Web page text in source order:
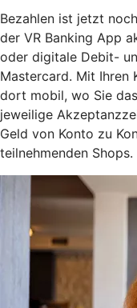
Bezahlen ist jetzt
der VR Banking App
oder digitale Debit-
Mastercard. Mit Ihren
dort mobil, wo Sie
jeweilige
Geld von Konto zu
teilnehmenden Shops.